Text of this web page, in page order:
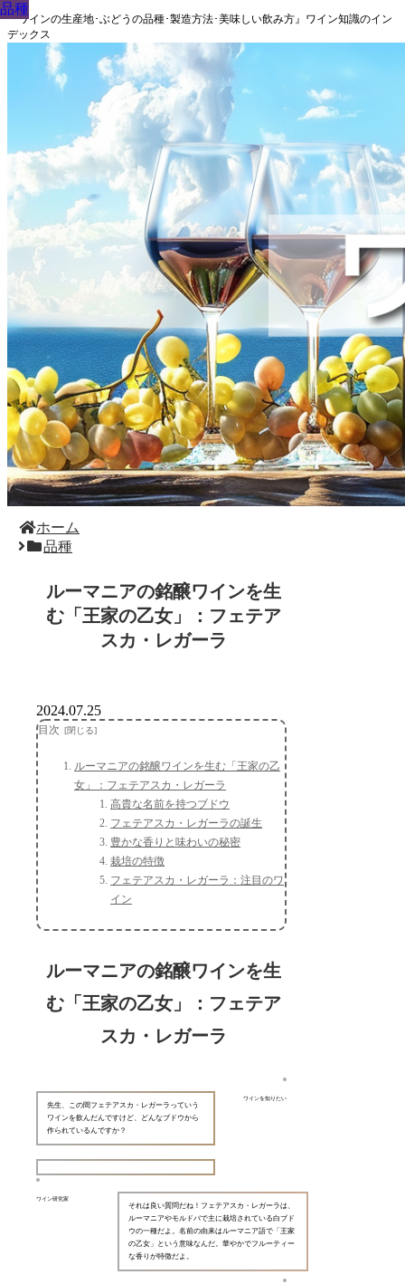
『ワインの生産地･ぶどうの品種･製造方法･美味しい飲み方』ワイン知識のイン
デックス
ホーム
品種
ルーマニアの銘醸ワインを生
む「王家の乙女」：フェテア
スカ・レガーラ
品種
2024.07.25
目次
ルーマニアの銘醸ワインを生む「王家の乙
女」：フェテアスカ・レガーラ
高貴な名前を持つブドウ
フェテアスカ・レガーラの誕生
豊かな香りと味わいの秘密
栽培の特徴
フェテアスカ・レガーラ：注目のワ
イン
ルーマニアの銘醸ワインを生
む「王家の乙女」：フェテア
スカ・レガーラ
ワインを知りたい
先生、この間フェテアスカ・レガーラっていう
ワインを飲んだんですけど、どんなブドウから
作られているんですか？
ワイン研究家
それは良い質問だね！フェテアスカ・レガーラは、
ルーマニアやモルドバで主に栽培されている白ブド
ウの一種だよ。名前の由来はルーマニア語で「王家
の乙女」という意味なんだ。華やかでフルーティー
な香りが特徴だよ。
品種
品種
品種
品種
品種
品種
品種
品種